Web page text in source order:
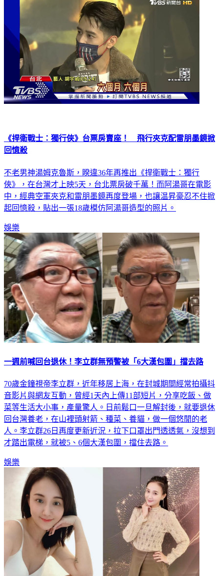
《捍衛戰士：獨行俠》台票房賣座！ 飛行夾克配雷朋墨鏡掀
回憶殺
不老男神湯姆克魯斯，睽違36年再推出《捍衛戰士：獨行
俠》，在台灣才上映5天，台北票房破千萬！而阿湯哥在電影
中，經典空軍夾克和雷朋墨鏡再度登場，也讓温昇豪忍不住掀
起回憶殺，貼出一張18歲模仿阿湯哥造型的照片。
娛樂
一週前喊回台退休！李立群無預警被「6大漢包圍」擋去路
70歲金鐘視帝李立群，近年移居上海，在封城期間經常拍攝抖
音影片與網友互動，曾經1天內上傳11部短片，分享吃飯、做
菜等生活大小事，產量驚人。日前鬆口一旦解封後，就要退休
回台灣養老，在山裡頭射箭、種菜、養貓，做一個悠閒的老
人。李立群26日再度更新近況，拉下口罩出門透透氣，沒想到
才踏出電梯，就被5、6個大漢包圍，擋住去路。
娛樂